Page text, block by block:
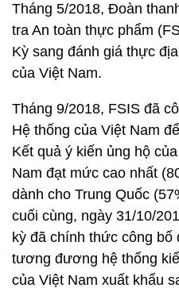
Tháng 5/2018, Đoàn
tra An toàn thực phẩm
Kỳ sang đánh giá thực
của Việt Nam.
Tháng 9/2018, FSIS đã
Hệ thống của Việt Nam
Kết quả ý kiến ủng hộ
Nam đạt mức cao nhất
dành cho Trung Quốc
cuối cùng, ngày 31/10/
kỳ đã chính thức công bố
tương đương hệ thống
của Việt Nam xuất khẩu